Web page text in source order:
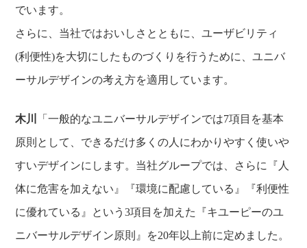
でいます。
さらに、当社ではおいしさとともに、ユーザビリティ
(利便性)を大切にしたものづくりを行うために、ユニバ
ーサルデザインの考え方を適用しています。
木川
「一般的なユニバーサルデザインでは7項目を基本
原則として、できるだけ多くの人にわかりやすく使いや
すいデザインにします。当社グループでは、さらに『人
体に危害を加えない』『環境に配慮している』『利便性
に優れている』という3項目を加えた『キユーピーのユ
ニバーサルデザイン原則』を20年以上前に定めました。